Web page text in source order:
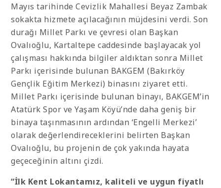
Mayıs tarihinde Cevizlik Mahallesi Beyaz Zambak
sokakta hizmete açılacağının müjdesini verdi. Son
durağı Millet Parkı ve çevresi olan Başkan
Ovalıoğlu, Kartaltepe caddesinde başlayacak yol
çalışması hakkında bilgiler aldıktan sonra Millet
Parkı içerisinde bulunan BAKGEM (Bakırköy
Gençlik Eğitim Merkezi) binasını ziyaret etti.
Millet Parkı içerisinde bulunan binayı, BAKGEM’in
Atatürk Spor ve Yaşam Köyü’nde daha geniş bir
binaya taşınmasının ardından ‘Engelli Merkezi’
olarak değerlendireceklerini belirten Başkan
Ovalıoğlu, bu projenin de çok yakında hayata
geçeceğinin altını çizdi.
“İlk Kent Lokantamız, kaliteli ve uygun fiyatlı